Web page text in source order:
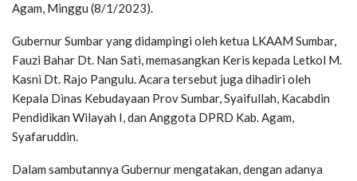
Agam, Minggu (8/1/2023).
Gubernur Sumbar yang didampingi oleh ketua LKAAM Sumbar,
Fauzi Bahar Dt. Nan Sati, memasangkan Keris kepada Letkol M.
Kasni Dt. Rajo Pangulu. Acara tersebut juga dihadiri oleh
Kepala Dinas Kebudayaan Prov Sumbar, Syaifullah, Kacabdin
Pendidikan Wilayah I, dan Anggota DPRD Kab. Agam,
Syafaruddin.
Dalam sambutannya Gubernur mengatakan, dengan adanya